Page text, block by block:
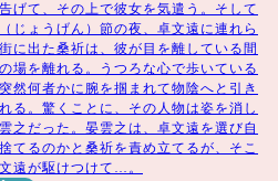
られるように。一方で晏雲之と
タの攻防を展開！ 晏雲之
ていくが、彼女の幼なじみ・卓
角関係になってしまい…！？
話
げて、その上で彼女を気遣う。そして
じょうげん）節の夜、卓文遠に連れら
に出た桑祈は、彼が目を離している間
場を離れる。うつろな心で歩いている
然何者かに腕を掴まれて物陰へと引き
る。驚くことに、その人物は姿を消し
之だった。晏雲之は、卓文遠を選び自
てるのかと桑祈を責め立てるが、そこ
遠が駆けつけて…。